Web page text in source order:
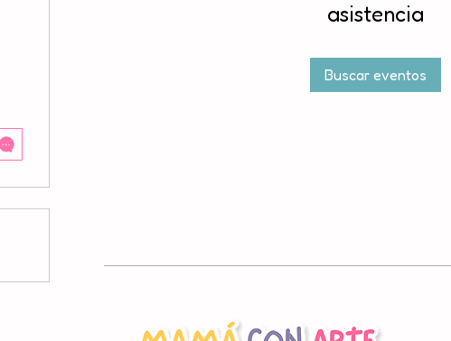
asistencia
Buscar eventos